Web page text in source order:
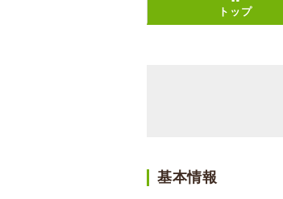
トップ
基本情報